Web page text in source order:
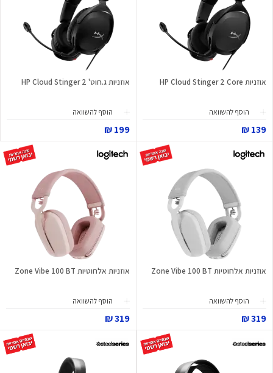
אוזניות HP Cloud Stinger 2 Core
הוסף להשוואה
139 ₪
אוזניות ג.חוט' HP Cloud Stinger 2
הוסף להשוואה
199 ₪
אוזניות אלחוטיות Zone Vibe 100 BT
הוסף להשוואה
319 ₪
אוזניות אלחוטיות Zone Vibe 100 BT
הוסף להשוואה
319 ₪